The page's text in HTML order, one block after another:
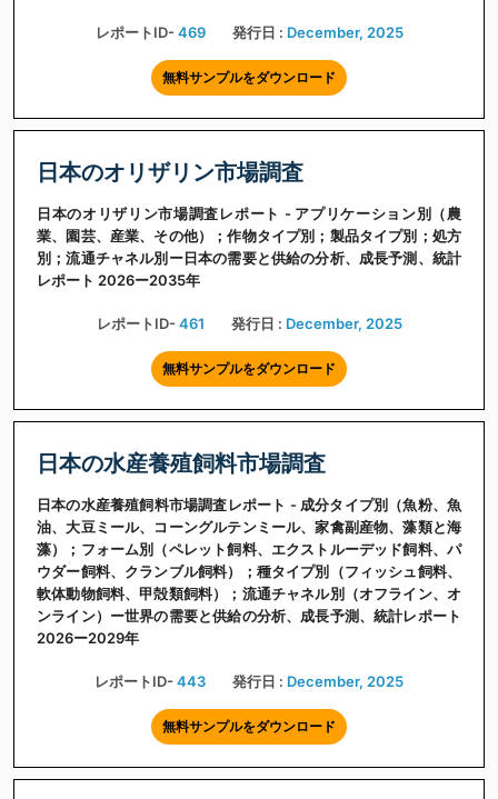
レポートID-469 発行日 : December, 2025
無料サンプルをダウンロード
日本のオリザリン市場調査
日本のオリザリン市場調査レポート - アプリケーション別（農
業、園芸、産業、その他）；作物タイプ別；製品タイプ別；処方
別；流通チャネル別ー日本の需要と供給の分析、成長予測、統計
レポート 2026ー2035年
レポートID-461 発行日 : December, 2025
無料サンプルをダウンロード
日本の水産養殖飼料市場調査
日本の水産養殖飼料市場調査レポート - 成分タイプ別（魚粉、魚
油、大豆ミール、コーングルテンミール、家禽副産物、藻類と海
藻）；フォーム別（ペレット飼料、エクストルーデッド飼料、パ
ウダー飼料、クランブル飼料）；種タイプ別（フィッシュ飼料、
軟体動物飼料、甲殻類飼料）；流通チャネル別（オフライン、オ
ンライン）ー世界の需要と供給の分析、成長予測、統計レポート
2026ー2029年
レポートID-443 発行日 : December, 2025
無料サンプルをダウンロード